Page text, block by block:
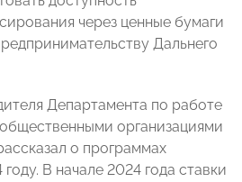
через ценные бумаги
Дальнего
Департамента по работе
организациями
о программах
В начале 2024 года ставки